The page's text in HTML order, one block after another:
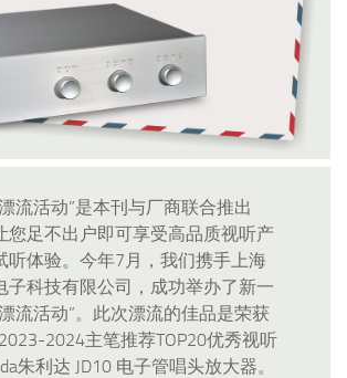
流活动”是本刊与厂商联合推出
您足不出户即可享受高品质视听产
听体验。今年7月，我们携手上海
子科技有限公司，成功举办了新一
流活动”。此次漂流的佳品是荣获
2024主笔推荐TOP20优秀视听
朱利达 JD10 电子管唱头放大器。